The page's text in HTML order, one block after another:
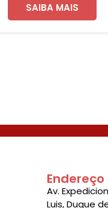
SAIBA MAIS
Endereço
Av.
Luis, Duque